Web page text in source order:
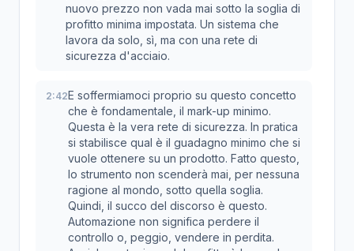
nuovo prezzo non vada mai sotto la soglia di
profitto minima impostata. Un sistema che
lavora da solo, sì, ma con una rete di
sicurezza d'acciaio.
2:42E soffermiamoci proprio su questo concetto
che è fondamentale, il mark-up minimo.
Questa è la vera rete di sicurezza. In pratica
si stabilisce qual è il guadagno minimo che si
vuole ottenere su un prodotto. Fatto questo,
lo strumento non scenderà mai, per nessuna
ragione al mondo, sotto quella soglia.
Quindi, il succo del discorso è questo.
Automazione non significa perdere il
controllo o, peggio, vendere in perdita.